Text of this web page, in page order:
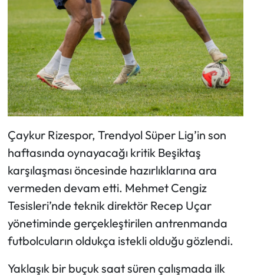
Çaykur Rizespor, Trendyol Süper Lig’in son
haftasında oynayacağı kritik Beşiktaş
karşılaşması öncesinde hazırlıklarına ara
vermeden devam etti. Mehmet Cengiz
Tesisleri’nde teknik direktör Recep Uçar
yönetiminde gerçekleştirilen antrenmanda
futbolcuların oldukça istekli olduğu gözlendi.
Yaklaşık bir buçuk saat süren çalışmada ilk